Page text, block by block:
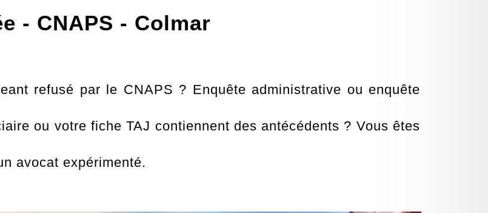
- CNAPS - Colmar
refusé par le CNAPS ? Enquête administrative ou enquête
ou votre fiche TAJ contiennent des antécédents ? Vous êtes
avocat expérimenté.